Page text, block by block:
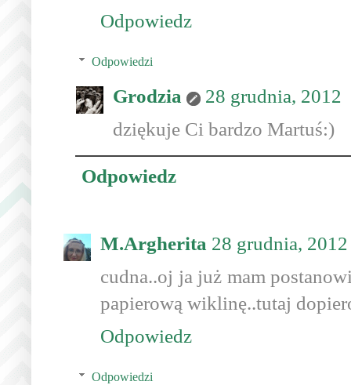
Odpowiedz
Odpowiedzi
Grodzia
28 grudnia, 2012
dziękuje Ci bardzo Martuś:)
Odpowiedz
M.Argherita 28 grudnia, 2012
cudna..oj ja już mam
papierową wiklinę..tutaj
Odpowiedz
Odpowiedzi